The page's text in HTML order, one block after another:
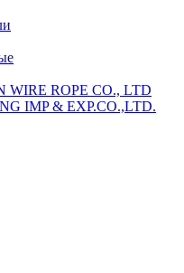
WIRE ROPE CO., LTD
IMP & EXP.CO.,LTD.